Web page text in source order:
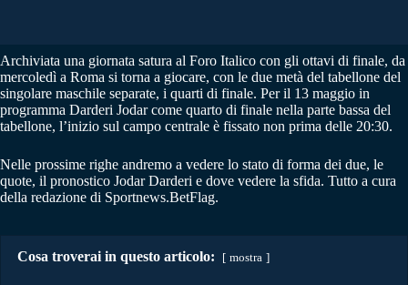
Archiviata una giornata satura al Foro Italico con gli ottavi di finale, da
mercoledì a Roma si torna a giocare, con le due metà del tabellone del
singolare maschile separate, i quarti di finale. Per il 13 maggio in
programma Darderi Jodar come quarto di finale nella parte bassa del
tabellone, l’inizio sul campo centrale è fissato non prima delle 20:30.
Nelle prossime righe andremo a vedere lo stato di forma dei due, le
quote, il pronostico Jodar Darderi e dove vedere la sfida. Tutto a cura
della redazione di Sportnews.BetFlag.
Cosa troverai in questo articolo: mostra